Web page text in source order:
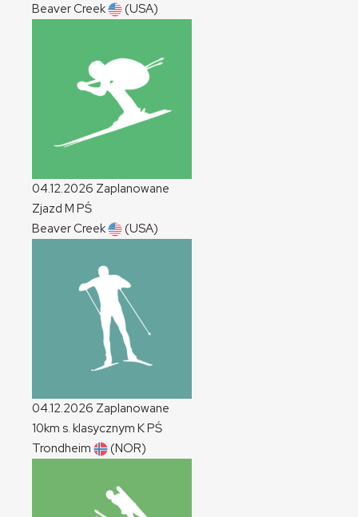
Beaver Creek
(USA)
04.12.2026 Zaplanowane
Zjazd M PŚ
Beaver Creek
(USA)
04.12.2026 Zaplanowane
10km s. klasycznym KPŚ
Trondheim
(NOR)